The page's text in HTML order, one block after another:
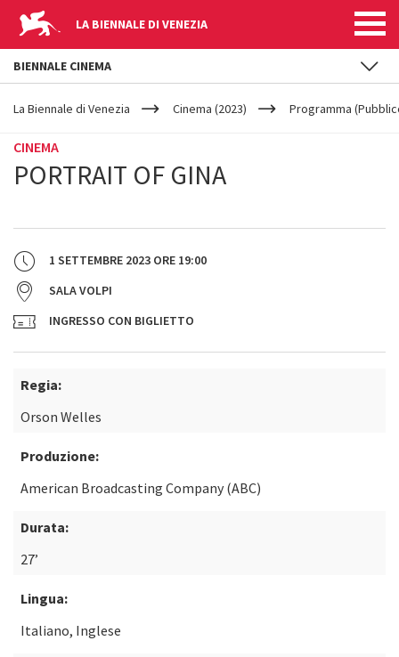
LA BIENNALE DI VENEZIA
YOUR
ARE
La Biennale di Venezia Cinema (2023) Programma
CINEMA
PORTRAIT OF GINA
1 SETTEMBRE 2023 ORE 19:00
SALA VOLPI
INGRESSO CON BIGLIETTO
Regia:
Orson Welles
Produzione:
American Broadcasting Company (ABC)
Durata:
27’
Lingua:
Italiano, Inglese
BIENNALE CINEMA